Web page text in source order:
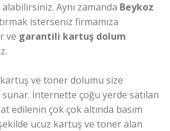
Aynı zamanda Beykoz
isterseniz firmamıza
ve garantili kartuş dolum
ve toner dolumu size
İnternette çoğu yerde satılan
edilenin çok çok altında basım
ucuz kartuş ve toner alan